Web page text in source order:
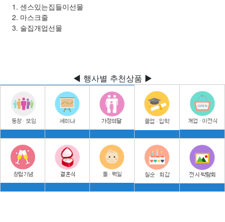
센스있는집들이선물
마스크줄
술집개업선물
◀ 행사별 추천상품 ▶